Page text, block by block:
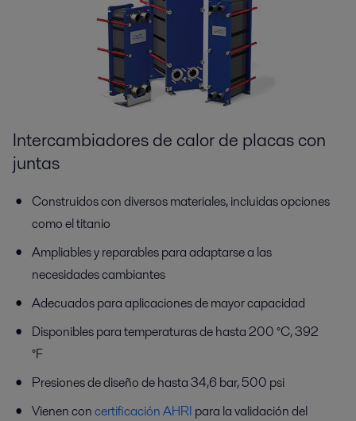
Intercambiadores de calor de placas con
juntas
Construidos con diversos materiales, incluidas opciones
como el titanio
Ampliables y reparables para adaptarse a las
necesidades cambiantes
Adecuados para aplicaciones de mayor capacidad
Disponibles para temperaturas de hasta 200 °C, 392
°F
Presiones de diseño de hasta 34,6 bar, 500 psi
Vienen concertificación AHRI para la validación del